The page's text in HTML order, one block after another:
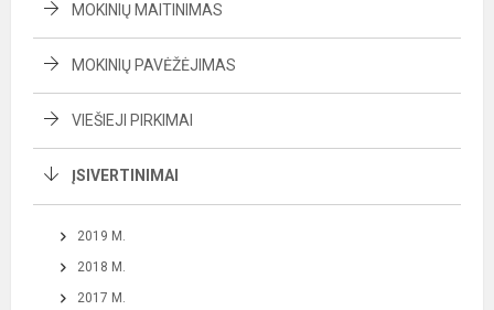
MOKINIŲ MAITINIMAS
MOKINIŲ PAVĖŽĖJIMAS
VIEŠIEJI PIRKIMAI
ĮSIVERTINIMAI
2019 M.
2018 M.
2017 M.